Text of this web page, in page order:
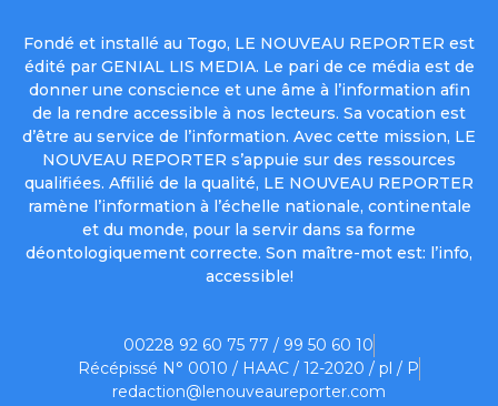
Fondé et installé au Togo, LE NOUVEAU REPORTER est
édité par GENIAL LIS MEDIA. Le pari de ce média est de
donner une conscience et une âme à l’information afin
de la rendre accessible à nos lecteurs. Sa vocation est
d’être au service de l’information. Avec cette mission, LE
NOUVEAU REPORTER s’appuie sur des ressources
qualifiées. Affilié de la qualité, LE NOUVEAU REPORTER
ramène l’information à l’échelle nationale, continentale
et du monde, pour la servir dans sa forme
déontologiquement correcte. Son maître-mot est: l’info,
accessible!
00228 92 60 75 77 / 99 50 60 10
Récépissé N° 0010 / HAAC / 12-2020 / pl / P
redaction@lenouveaureporter.com